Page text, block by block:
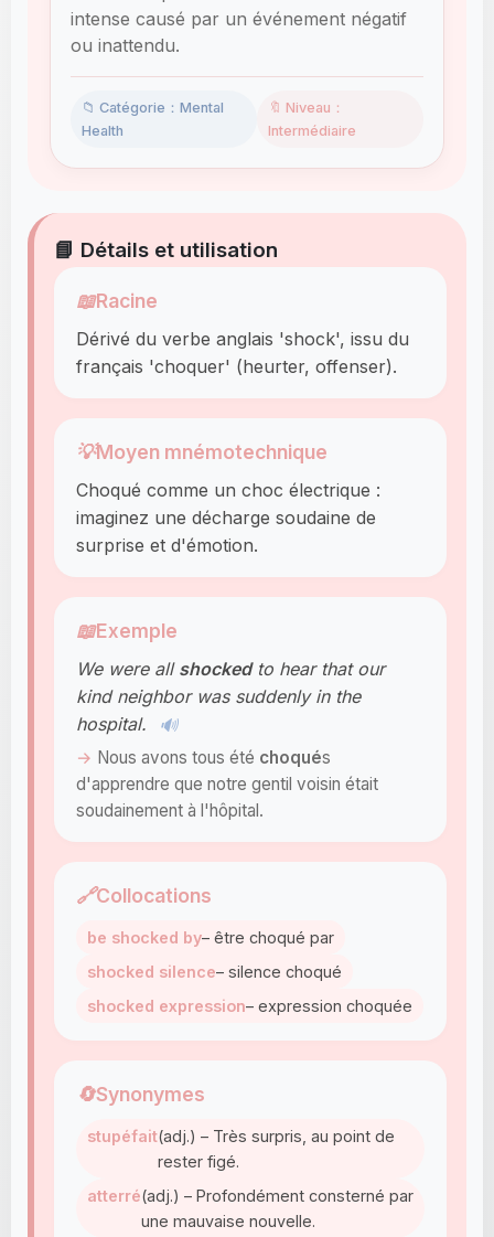
intense causé par un événement négatif
ou inattendu.
📁 Catégorie：Mental
Health
🔖 Niveau：
Intermédiaire
📘 Détails et utilisation
📖Racine
Dérivé du verbe anglais 'shock', issu du
français 'choquer' (heurter, offenser).
💡Moyen mnémotechnique
Choqué comme un choc électrique :
imaginez une décharge soudaine de
surprise et d'émotion.
📖Exemple
We were all shockedto hear that our
kind neighbor was suddenly in the
hospital.
🔊
Nous avons tous été choqués
d'apprendre que notre gentil voisin était
soudainement à l'hôpital.
🔗Collocations
be shocked by– être choqué par
shocked silence– silence choqué
shocked expression– expression choquée
🔄Synonymes
stupéfait(adj.) – Très surpris, au point de
rester figé.
atterré(adj.) – Profondément consterné par
une mauvaise nouvelle.